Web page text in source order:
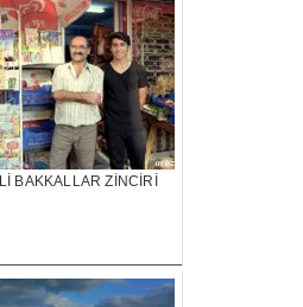
BAKKALLAR ZİNCİRİ